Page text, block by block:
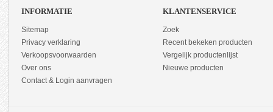
INFORMATIE
Sitemap
Privacy verklaring
Verkoopsvoorwaarden
Over ons
Contact & Login aanvragen
KLANTENSERVICE
Zoek
Recent bekeken producten
Vergelijk productenlijst
Nieuwe producten